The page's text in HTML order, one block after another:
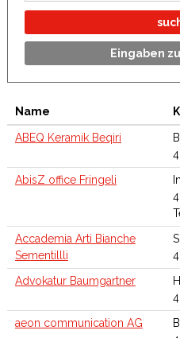
Eingaben
Name
ABEQ Keramik Beqiri
AbisZ office Fringeli
Accademia Arti Bianche
Sementillli
Advokatur Baumgartner
aeon communication AG